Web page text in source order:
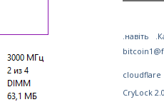
.навіть
cloudflare
CryLock